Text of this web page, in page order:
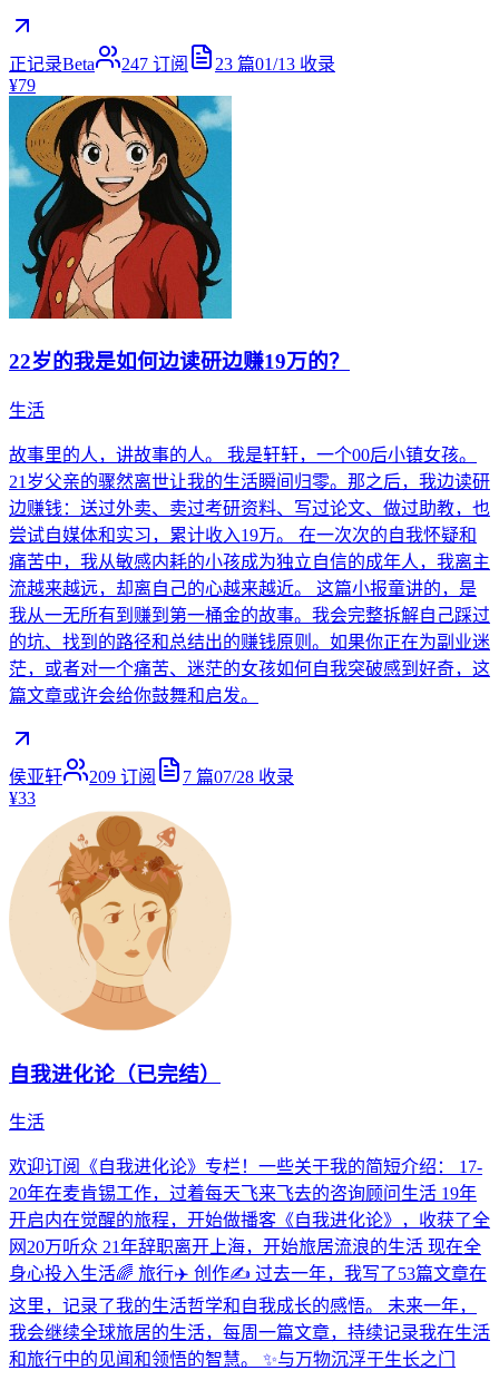
正记录Beta 247 订阅 23 篇01/13 收录
¥79
22岁的我是如何边读研边赚19万的？
生活
故事里的人，讲故事的人。 我是轩轩，一个00后小镇女孩。
21岁父亲的骤然离世让我的生活瞬间归零。那之后，我边读研
边赚钱：送过外卖、卖过考研资料、写过论文、做过助教，也
尝试自媒体和实习，累计收入19万。 在一次次的自我怀疑和
痛苦中，我从敏感内耗的小孩成为独立自信的成年人，我离主
流越来越远，却离自己的心越来越近。 这篇小报童讲的，是
我从一无所有到赚到第一桶金的故事。我会完整拆解自己踩过
的坑、找到的路径和总结出的赚钱原则。如果你正在为副业迷
茫，或者对一个痛苦、迷茫的女孩如何自我突破感到好奇，这
篇文章或许会给你鼓舞和启发。
侯亚轩 209 订阅 7 篇07/28 收录
¥33
自我进化论（已完结）
生活
欢迎订阅《自我进化论》专栏！一些关于我的简短介绍： 17-
20年在麦肯锡工作，过着每天飞来飞去的咨询顾问生活 19年
开启内在觉醒的旅程，开始做播客《自我进化论》，收获了全
网20万听众 21年辞职离开上海，开始旅居流浪的生活 现在全
身心投入生活🌈 旅行✈️ 创作✍️ 过去一年，我写了53篇文章在
这里，记录了我的生活哲学和自我成长的感悟。 未来一年，
我会继续全球旅居的生活，每周一篇文章，持续记录我在生活
和旅行中的见闻和领悟的智慧。 ✨与万物沉浮于生长之门